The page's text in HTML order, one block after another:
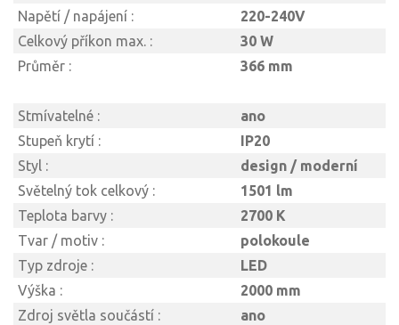
Napětí / napájení :
220-240V
Celkový příkon max. :
30 W
Průměr :
366 mm
Stmívatelné :
ano
Stupeň krytí :
IP20
Styl :
design / moderní
Světelný tok celkový :
1501 lm
Teplota barvy :
2700 K
Tvar / motiv :
polokoule
Typ zdroje :
LED
Výška :
2000 mm
Zdroj světla součástí :
ano